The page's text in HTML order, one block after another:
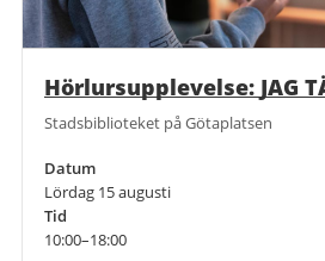
Hörlursupplevelse: JAG
Stadsbiblioteket på Götaplatsen
Datum
Lördag 15 augusti
Tid
10:00–18:00